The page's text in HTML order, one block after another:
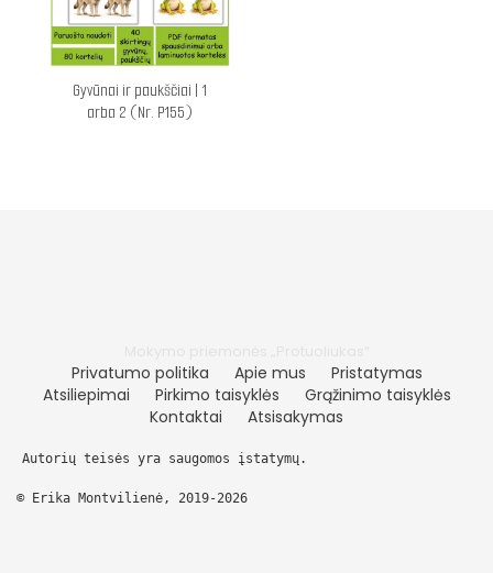
Gyvūnai ir paukščiai | 1
arba 2 (Nr. P155)
Privatumo politika Apie mus
Pristatymas
Atsiliepimai
Pirkimo taisyklės
Grąžinimo taisyklės
Kontaktai
Atsisakymas
Autorių teisės yra saugomos įstatymų.
© Erika Montvilienė, 2019-2026